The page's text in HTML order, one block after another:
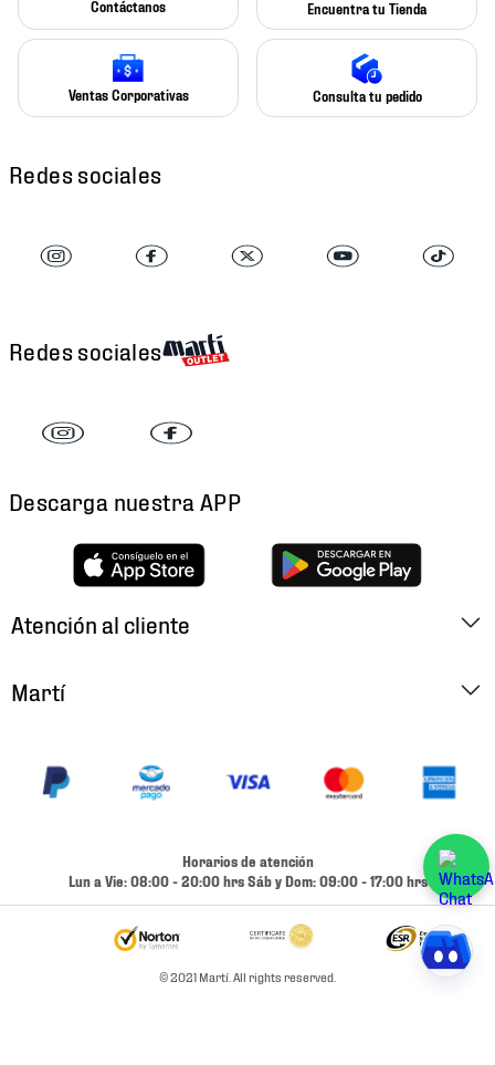
Contáctanos Encuentra tu Tienda
Ventas Corporativas Consulta tu pedido
Redes sociales
Redes sociales
Descarga nuestra APP
Atención al cliente
Cambios y Devoluciones
Condiciones de Entrega y Devolución Marketplace
Martí
Ubica tu Tienda
Términos y Condiciones
Horarios de atención
Lun a Vie: 08:00 - 20:00 hrs Sáb y Dom: 09:00 - 17:00 hrs
© 2021 Martí. All rights reserved.